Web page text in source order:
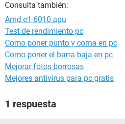
Consulta también:
Amd e1-6010 apu
Test de rendimiento pc
Como poner punto y coma en pc
Como poner el barra baja en pc
Mejorar fotos borrosas
Mejores antivirus para pc gratis
1 respuesta